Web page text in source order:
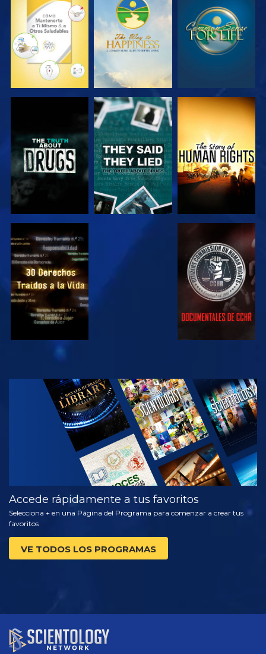
VE VE VE
VE VE
VE VE
VE
EXPLORA LAS
SERIES
Accede rápidamente a tus favoritos
Selecciona + en una Página del Programa para comenzar a crear tus
favoritos
VE TODOS LOS PROGRAMAS